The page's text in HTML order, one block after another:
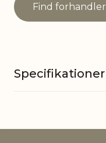
Find forhandler
Specifikationer